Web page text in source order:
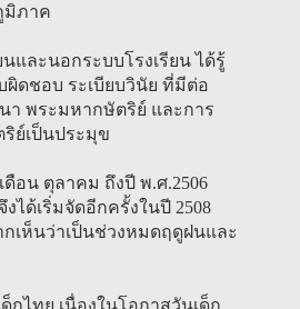
มิภาค
และนอกระบบโรงเรียน ได้รู้
ดชอบ ระเบียบวินัย ที่มีต่อ
า พระมหากษัตริย์ และการ
ย์เป็นประมุข
อน ตุลาคม ถึงปี พ.ศ.2506
ได้เริ่มจัดอีกครั้งในปี 2508
กเห็นว่าเป็นช่วงหมดฤดูฝนและ
ไทย เนื่องในโอกาสวันเด็ก